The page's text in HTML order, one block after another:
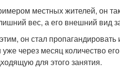
местных жителей, он
вес, а его внешний вид
он стал
через месяц количество
для этого занятия.